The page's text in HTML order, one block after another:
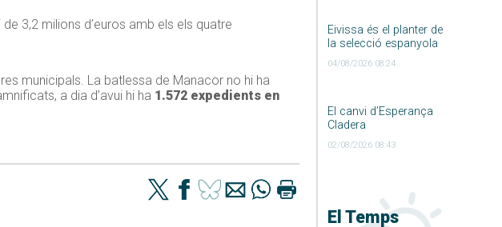
Eivissa és el planter de
la selecció espanyola
04/08/2026 08:24
El canvi d’Esperança
Cladera
02/08/2026 08:43
El Temps
3,2 milions d’euros amb els els quatre
municipals. La batlessa de Manacor no hi ha
a dia d’avui hi ha 1.572 expedients en